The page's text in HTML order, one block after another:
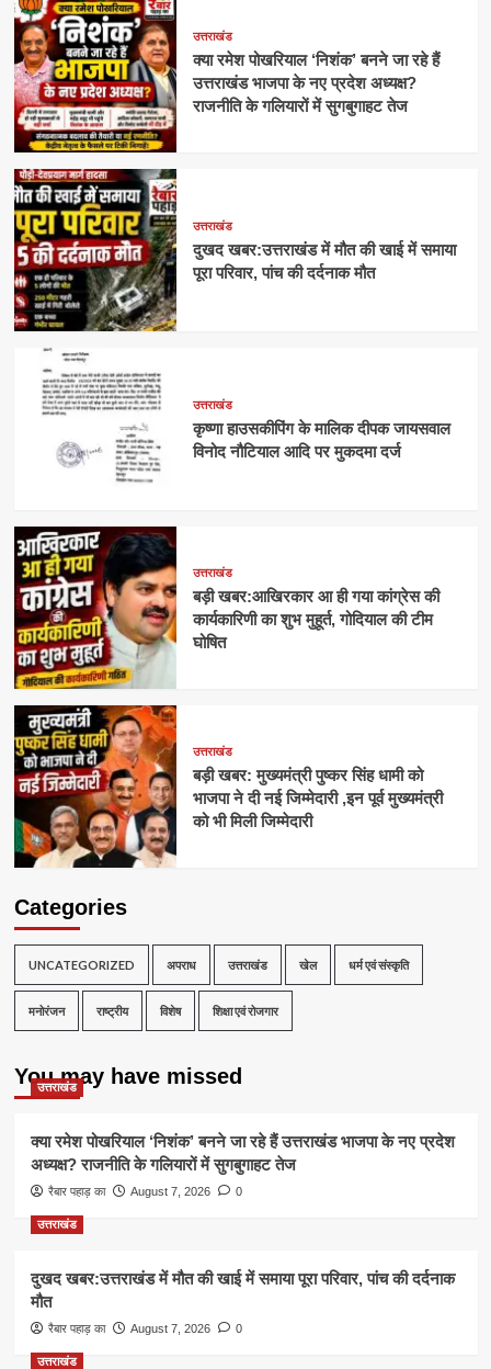
उत्तराखंड
क्या रमेश पोखरियाल ‘निशंक’ बनने जा रहे हैं
उत्तराखंड भाजपा के नए प्रदेश अध्यक्ष?
राजनीति के गलियारों में सुगबुगाहट तेज
उत्तराखंड
दुखद खबर:उत्तराखंड में मौत की खाई में समाया
पूरा परिवार, पांच की दर्दनाक मौत
उत्तराखंड
कृष्णा हाउसकीपिंग के मालिक दीपक जायसवाल
विनोद नौटियाल आदि पर मुकदमा दर्ज
उत्तराखंड
बड़ी खबर:आखिरकार आ ही गया कांग्रेस की
कार्यकारिणी का शुभ मुहूर्त, गोदियाल की टीम
घोषित
उत्तराखंड
बड़ी खबर: मुख्यमंत्री पुष्कर सिंह धामी को
भाजपा ने दी नई जिम्मेदारी ,इन पूर्व मुख्यमंत्री
को भी मिली जिम्मेदारी
Categories
UNCATEGORIZED अपराध उत्तराखंड खेल धर्म एवं संस्कृति
मनोरंजन राष्ट्रीय विशेष शिक्षा एवं रोजगार
You may have missed
उत्तराखंड
क्या रमेश पोखरियाल ‘निशंक’ बनने जा रहे हैं उत्तराखंड भाजपा के नए प्रदेश
अध्यक्ष? राजनीति के गलियारों में सुगबुगाहट तेज
रैबार पहाड़ का August 7, 2026 0
उत्तराखंड
दुखद खबर:उत्तराखंड में मौत की खाई में समाया पूरा परिवार, पांच की दर्दनाक
मौत
रैबार पहाड़ का August 7, 2026 0
उत्तराखंड